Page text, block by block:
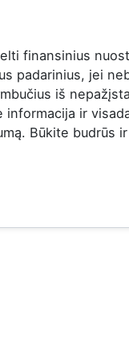
finansinius
padarinius, jei
iš
informacija ir
Būkite budrūs ir